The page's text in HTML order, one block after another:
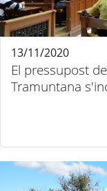
El pressupost
Tramuntana
13/11/2020